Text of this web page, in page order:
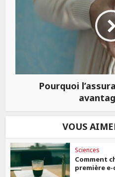
Pourquoi
VOUS
Sciences
Comment
première